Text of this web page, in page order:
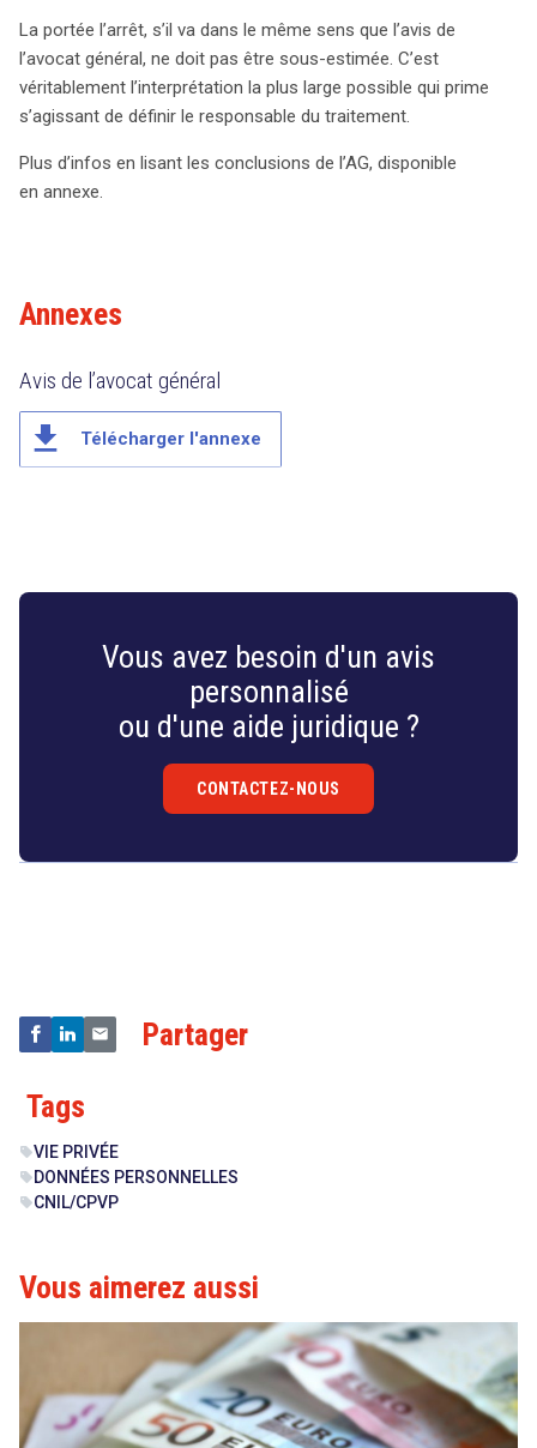
La portée l’arrêt, s’il va dans le même sens que l’avis de
l’avocat général, ne doit pas être sous-estimée. C’est
véritablement l’interprétation la plus large possible qui prime
s’agissant de définir le responsable du traitement.
Plus d’infos en lisant les conclusions de l’AG, disponible
en annexe.
Annexes
Avis de l’avocat général
file_download Télécharger l'annexe
Vous avez besoin d'un avis
personnalisé
ou d'une aide juridique ?
CONTACTEZ-NOUS
Partager
Tags
sellVIE PRIVÉE
sell DONNÉES PERSONNELLES
sellCNIL/CPVP
Vous aimerez aussi